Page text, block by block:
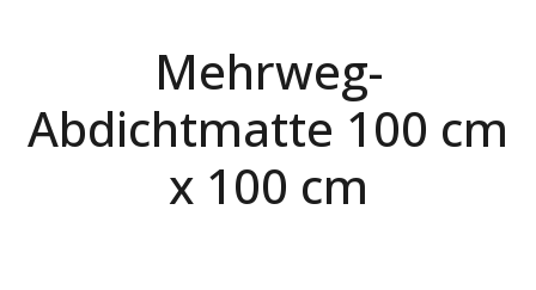
Mehrweg-
Abdichtmatte 100 cm
x 100 cm